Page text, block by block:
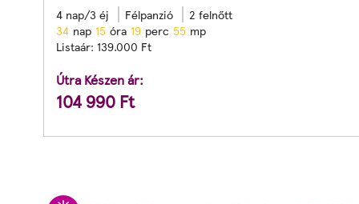
4 nap/3 éj Félpanzió
2 felnőtt
34 nap 15 óra 19 perc 53 mp
Listaár: 139.000 Ft
Útra Készen ár:
104 990 Ft